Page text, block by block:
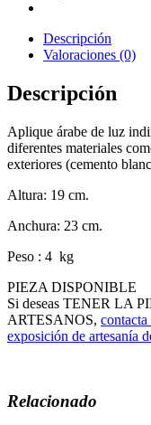
Descripción
Valoraciones (0)
Descripción
Aplique árabe de luz
diferentes materiales
exteriores (cemento
Altura: 19 cm.
Anchura: 23 cm.
Peso : 4 kg
PIEZA DISPONIBLE
Si deseas TENER LA
ARTESANOS,
exposición de artesanía
Relacionado